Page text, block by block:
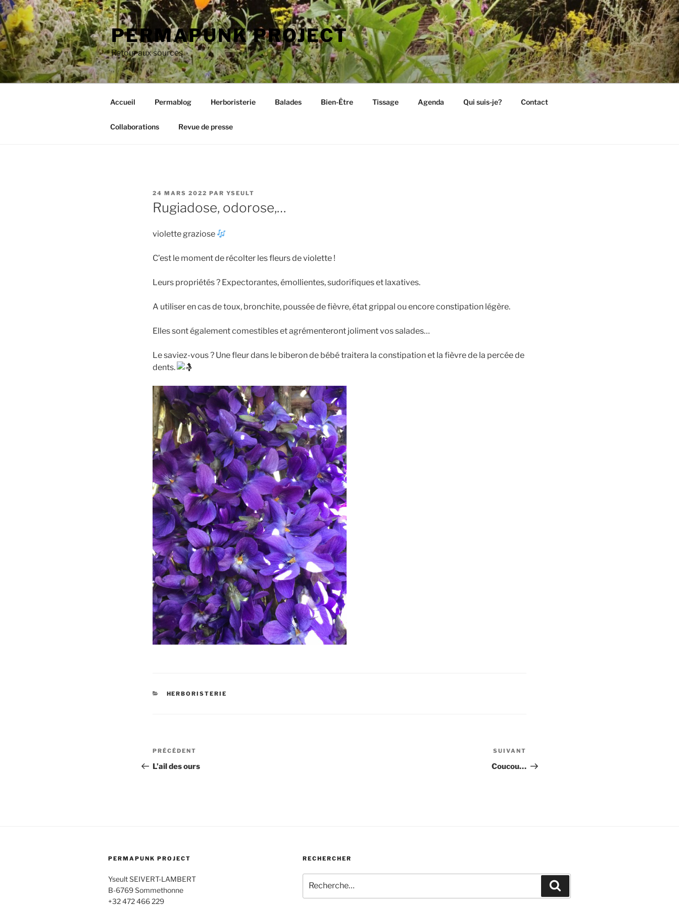
Aller
au
contenu
principal
PERMAPUNK PROJECT
Retour aux sources
Accueil Permablog Herboristerie Balades Bien-Être Tissage Agenda Qui suis-je? Contact
Collaborations Revue de presse
PUBLIÉ
LE
24 MARS 2022 PAR YSEULT
Rugiadose, odorose,…
violette graziose
C’est le moment de récolter les fleurs de violette !
Leurs propriétés ? Expectorantes, émollientes, sudorifiques et laxatives.
A utiliser en cas de toux, bronchite, poussée de fièvre, état grippal ou encore constipation légère.
Elles sont également comestibles et agrémenteront joliment vos salades…
Le saviez-vous ? Une fleur dans le biberon de bébé traitera la constipation et la fièvre de la percée de
dents.
CATÉGORIES
HERBORISTERIE
Navigation
de
Article
précédent
PRÉCÉDENT
L’ail des ours
suivant
SUIVANT
Coucou…
PERMAPUNK PROJECT
Yseult SEIVERT-LAMBERT
B-6769 Sommethonne
+32 472 466 229
RECHERCHER
pour
: